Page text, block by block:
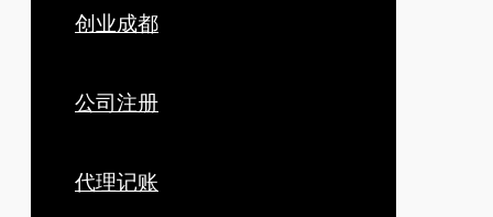
创业成都
公司注册
代理记账